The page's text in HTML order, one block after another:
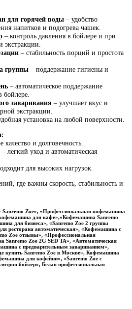
для горячей воды – удобство
напитков и подогрева чашек.
– контроль давления в бойлере и при
экстракции.
– стабильность порций и простота
группы – поддержание гигиены и
– автоматическое поддержание
заваривания – улучшает вкус и
экстракции.
установка на любой поверхности.
качество и долговечность.
– легкий уход и автоматическая
для высоких нагрузок.
где важны скорость, стабильность и
Zoe», «Профессиональная кофемашина
для кафе»,»Кофемашина Sanremo
для бизнеса», «Sanremo Zoe 2 группы
ресторана автоматическая», «Кофемашина с
Zoe отзывы», «Профессиональная
Zoe 2G SED TA», «Автоматическая
с предварительным завариванием»,
купить Sanremo Zoe в Москве», Кофемашина
для кофейни», «Sanremo Zoe с
бойлер», Белая профессиональная